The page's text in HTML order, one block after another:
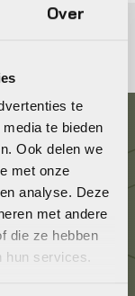
Over
te
te bieden
Ook delen we
met onze
analyse. Deze
met andere
die ze hebben
hun services.
via de